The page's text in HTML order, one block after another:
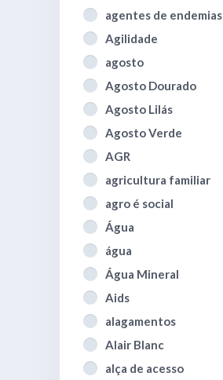
agentes de endemias
Agilidade
agosto
Agosto Dourado
Agosto Lilás
Agosto Verde
AGR
agricultura familiar
agro é social
Água
água
Água Mineral
Aids
alagamentos
Alair Blanc
alça de acesso